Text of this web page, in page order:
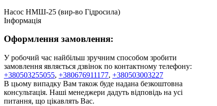
Насос НМШ-25 (вир-во Гідросила)
Інформація
Оформлення замовлення:
У робочий час найбільш зручним способом зробити
замовлення являється дзвінок по контактному телефону:
+380503255055, +380676911177, +380503003227
В цьому випадку Вам також буде надана безкоштовна
консультація. Наші менеджери дадуть відповідь на усі
питання, що цікавлять Вас.